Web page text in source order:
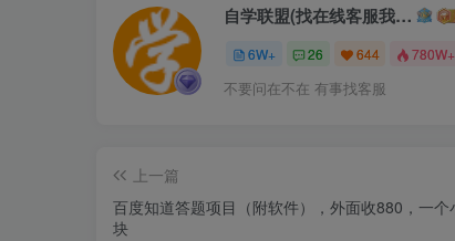
自学联盟(找在线客服我不回信息的)
6W+ 26 644 780W+
不要问在不在 有事找客服
上一篇
百度知道答‮项题‬目（附软件），外面收880‮一，‬个小时撸几十
块